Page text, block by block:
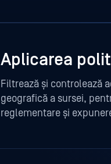
Aplicarea
Filtrează și controlează
geografică a sursei,
reglementare și